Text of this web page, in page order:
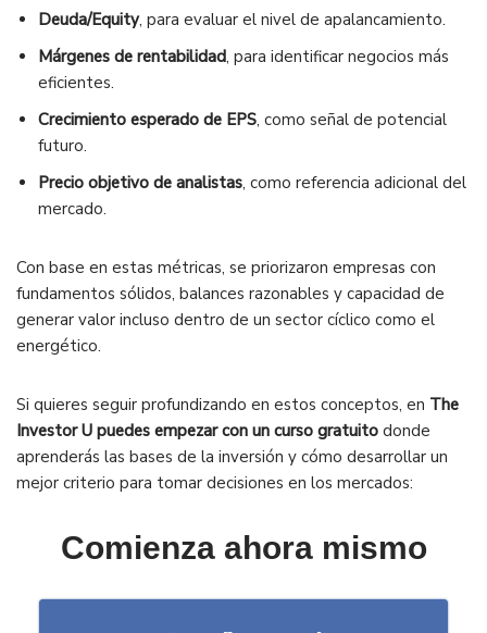
Deuda/Equity, para evaluar el nivel de apalancamiento.
Márgenes de rentabilidad, para identificar negocios más
eficientes.
Crecimiento esperado de EPS, como señal de potencial
futuro.
Precio objetivo de analistas, como referencia adicional del
mercado.
Con base en estas métricas, se priorizaron empresas con
fundamentos sólidos, balances razonables y capacidad de
generar valor incluso dentro de un sector cíclico como el
energético.
Si quieres seguir profundizando en estos conceptos, en The
Investor U puedes empezar con un curso gratuito donde
aprenderás las bases de la inversión y cómo desarrollar un
mejor criterio para tomar decisiones en los mercados:
Comienza ahora mismo